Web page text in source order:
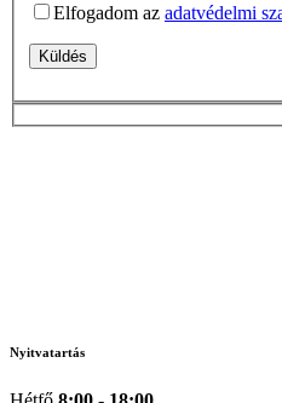
Elfogadom az adatvédelmi
Küldés
Nyitvatartás